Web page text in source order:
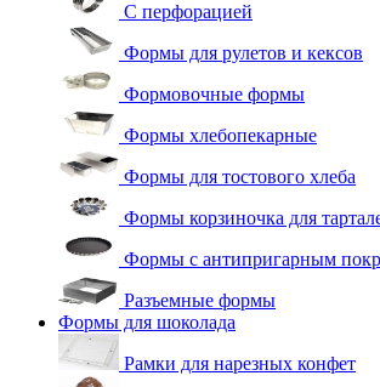
С перфорацией
Формы для рулетов и кексов
Формовочные формы
Формы хлебопекарные
Формы для тостового хлеба
Формы корзиночка для
Формы с антипригарным
Разъемные формы
Формы для шоколада
Рамки для нарезных конфет